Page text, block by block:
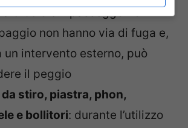
crociera. I passeggeri e
non hanno via di fuga e,
un intervento esterno, può
il peggio
da stiro, piastra, phon,
e bollitori: durante l’utilizzo